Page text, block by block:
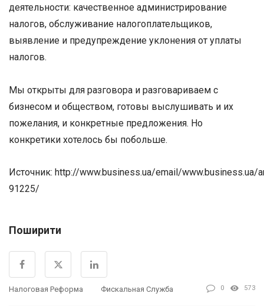
деятельности: качественное администрирование
налогов, обслуживание налогоплательщиков,
выявление и предупреждение уклонения от уплаты
налогов.
Мы открыты для разговора и разговариваем с
бизнесом и обществом, готовы выслушивать и их
пожелания, и конкретные предложения. Но
конкретики хотелось бы побольше.
Источник: http://www.business.ua/email/
91225/
Поширити
Налоговая Реформа Фискальная Служба 0 573